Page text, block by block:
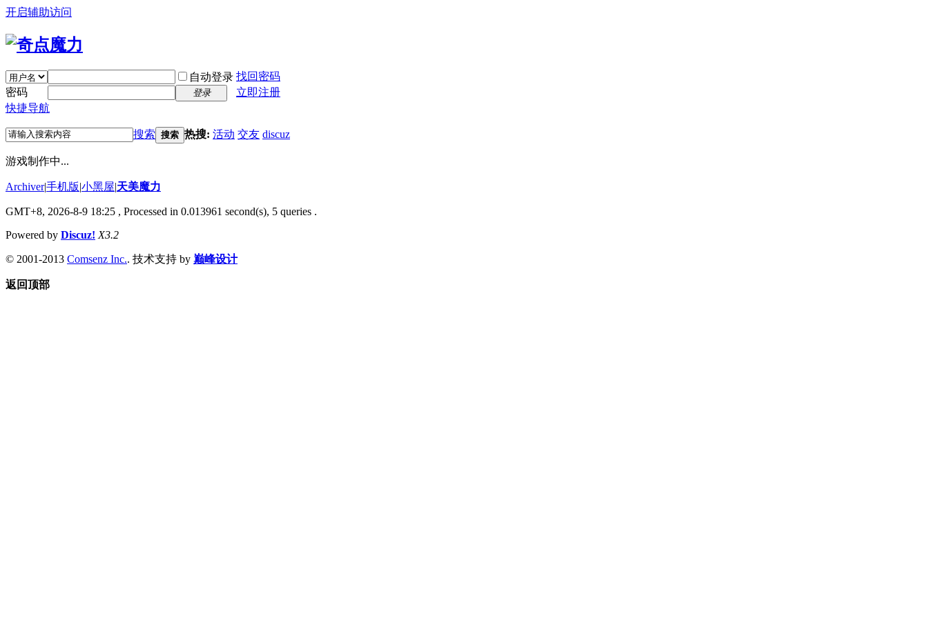
开启辅助访问
自动登录 找回密码
密码
登录
立即注册
快捷导航
搜索 搜索 热搜: 活动 交友 discuz
游戏制作中...
Archiver|手机版|小黑屋|天美魔力
GMT+8, 2026-8-9 18:25 , Processed in 0.013961 second(s), 5 queries .
Powered by Discuz! X3.2
© 2001-2013 Comsenz Inc.. 技术支持 by 巅峰设计
返回顶部